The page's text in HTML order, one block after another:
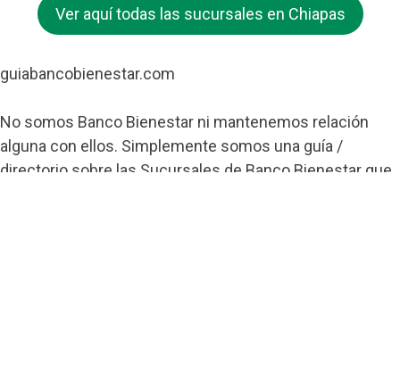
Ver aquí todas las sucursales en Chiapas
guiabancobienestar.com
No somos Banco Bienestar ni mantenemos relación
alguna con ellos. Simplemente somos una guía /
directorio sobre las Sucursales de Banco Bienestar que